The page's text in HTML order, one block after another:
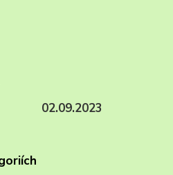
02.09.2023